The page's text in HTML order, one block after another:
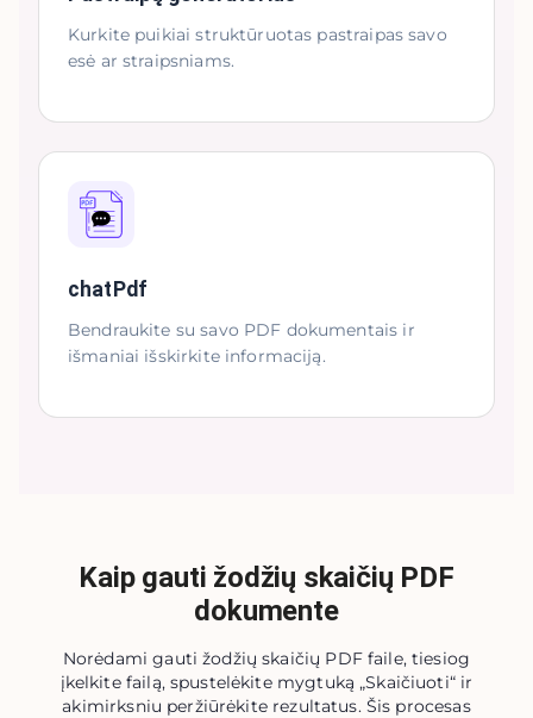
Kurkite puikiai struktūruotas pastraipas savo
esė ar straipsniams.
chatPdf
Bendraukite su savo PDF dokumentais ir
išmaniai išskirkite informaciją.
Kaip gauti žodžių skaičių PDF
dokumente
Norėdami gauti žodžių skaičių PDF faile, tiesiog
įkelkite failą, spustelėkite mygtuką „Skaičiuoti“ ir
akimirksniu peržiūrėkite rezultatus. Šis procesas